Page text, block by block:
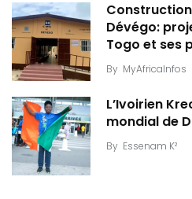
Dévégo:
Togo et ses
By MyAfricaInfos
L’Ivoirien
mondial de
By Essenam K²